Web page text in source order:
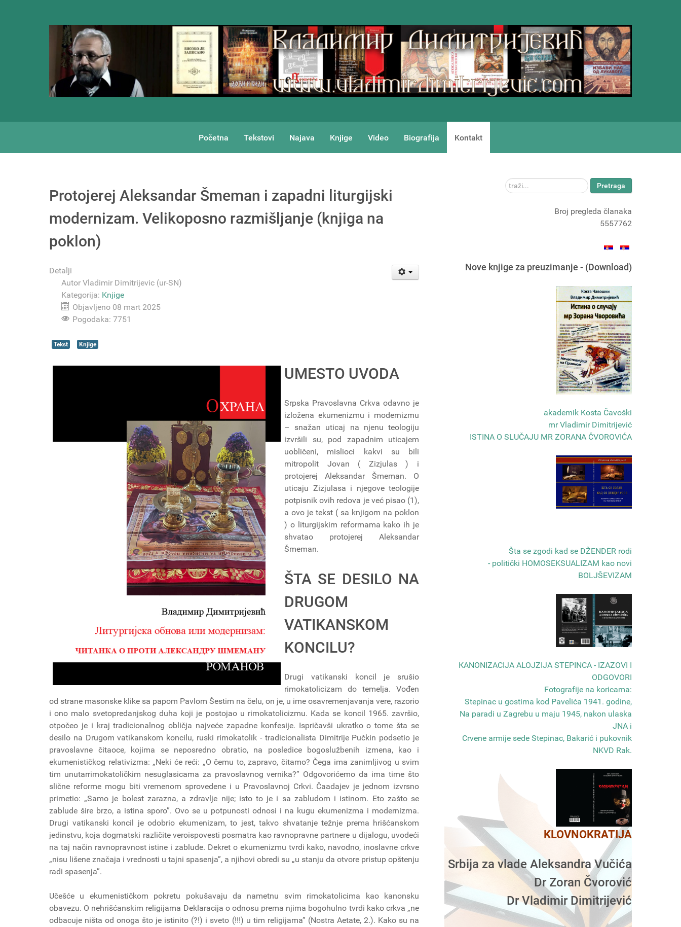
Početna Tekstovi Najava Knjige Video Biografija Kontakt
Protojerej Aleksandar Šmeman i zapadni liturgijski
modernizam. Velikoposno razmišljanje (knjiga na
poklon)
Detalji
Autor Vladimir Dimitrijevic (ur-SN)
Kategorija: Knjige
Objavljeno 08 mart 2025
Pogodaka: 7751
Tekst Knjige
UMESTO UVODA
Srpska Pravoslavna Crkva odavno je
izložena ekumenizmu i modernizmu
– snažan uticaj na njenu teologiju
izvršili su, pod zapadnim uticajem
uobličeni, mislioci kakvi su bili
mitropolit Jovan ( Zizjulas ) i
protojerej Aleksandar Šmeman. O
uticaju Zizjulasa i njegove teologije
potpisnik ovih redova je već pisao (1),
a ovo je tekst ( sa knjigom na poklon
) o liturgijskim reformama kako ih je
shvatao protojerej Aleksandar
Šmeman.
ŠTA SE DESILO NA
DRUGOM
VATIKANSKOM
KONCILU?
Drugi vatikanski koncil je srušio
rimokatolicizam do temelja. Vođen
od strane masonske klike sa papom Pavlom Šestim na čelu, on je, u ime osavremenjavanja vere, razorio
i ono malo svetopredanjskog duha koji je postojao u rimokatolicizmu. Kada se koncil 1965. završio,
otpočeo je i kraj tradicionalnog obličja najveće zapadne konfesije. Ispričavši ukratko o tome šta se
desilo na Drugom vatikanskom koncilu, ruski rimokatolik - tradicionalista Dimitrije Pučkin podsetio je
pravoslavne čitaoce, kojima se neposredno obratio, na posledice bogoslužbenih izmena, kao i
ekumenističkog relativizma: „Neki će reći: „O čemu to, zapravo, čitamo? Čega ima zanimljivog u svim
tim unutarrimokatoličkim nesuglasicama za pravoslavnog vernika?” Odgovorićemo da ima time što
slične reforme mogu biti vremenom sprovedene i u Pravoslavnoj Crkvi. Čaadajev je jednom izvrsno
primetio: „Samo je bolest zarazna, a zdravlje nije; isto to je i sa zabludom i istinom. Eto zašto se
zablude šire brzo, a istina sporo”. Ovo se u potpunosti odnosi i na kugu ekumenizma i modernizma.
Drugi vatikanski koncil je odobrio ekumenizam, to jest, takvo shvatanje težnje prema hrišćanskom
jedinstvu, koja dogmatski različite veroispovesti posmatra kao ravnopravne partnere u dijalogu, uvodeći
na taj način ravnopravnost istine i zablude. Dekret o ekumenizmu tvrdi kako, navodno, inoslavne crkve
„nisu lišene značaja i vrednosti u tajni spasenja”, a njihovi obredi su „u stanju da otvore pristup opštenju
radi spasenja”.
Učešće u ekumenističkom pokretu pokušavaju da nametnu svim rimokatolicima kao kanonsku
obavezu. O nehrišćanskim religijama Deklaracija o odnosu prema njima bogohulno tvrdi kako crkva „ne
odbacuje ništa od onoga što je istinito (?!) i sveto (!!!) u tim religijama” (Nostra Aetate, 2.). Kako su na
traži... Pretraga
Broj pregleda članaka
5557762
Nove knjige za preuzimanje - (Download)
akademik Kosta Čavoški
mr Vladimir Dimitrijević
ISTINA O SLUČAJU MR ZORANA ČVOROVIĆA
Šta se zgodi kad se DŽENDER rodi
- politički HOMOSEKSUALIZAM kao novi
BOLJŠEVIZAM
КANONIZACIJA ALOJZIJA STEPINCA - IZAZOVI I
ODGOVORI
Fotografije na koricama:
Stepinac u gostima kod Pavelića 1941. godine,
Na paradi u Zagrebu u maju 1945, nakon ulaska
JNA i
Crvene armije sede Stepinac, Bakarić i pukovnik
NKVD Rak.
KLOVNOKRATIJA
Srbija za vlade Aleksandra Vučića
Dr Zoran Čvorović
Dr Vladimir Dimitrijević